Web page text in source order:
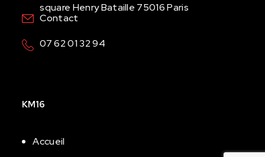
square Henry Bataille 75016 Paris
Contact
07 62 01 32 94
KM16
Accueil